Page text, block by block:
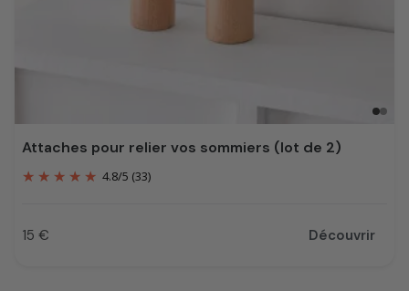
Attaches pour relier vos sommiers (lot de 2)
4.8/5 (33)
Prix
15 € Découvrir